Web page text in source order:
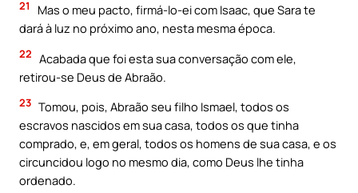
21
Mas o meu pacto, firmá-lo-ei com Isaac, que Sara te
dará à luz no próximo ano, nesta mesma época.
22 Acabada que foi esta sua conversação com ele,
retirou-se Deus de Abraão.
23 Tomou, pois, Abraão seu filho Ismael, todos os
escravos nascidos em sua casa, todos os que tinha
comprado, e, em geral, todos os homens de sua casa, e os
circuncidou logo no mesmo dia, como Deus lhe tinha
ordenado.